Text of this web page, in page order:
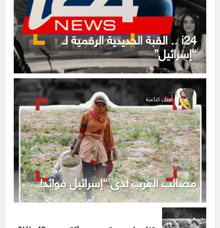
i24 .. القبة الحديدية الرقمية لـ
“إسرائيل”
أفنان كناعنة
مصائب العرب لدى “إسرائيل فوائد!